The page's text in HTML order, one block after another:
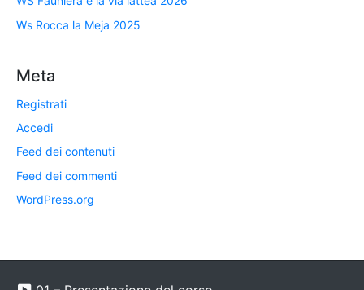
Ws Rocca la Meja 2025
Meta
Registrati
Accedi
Feed dei contenuti
Feed dei commenti
WordPress.org